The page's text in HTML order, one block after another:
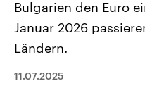
Bulgarien den Euro
Januar 2026
Ländern.
11.07.2025